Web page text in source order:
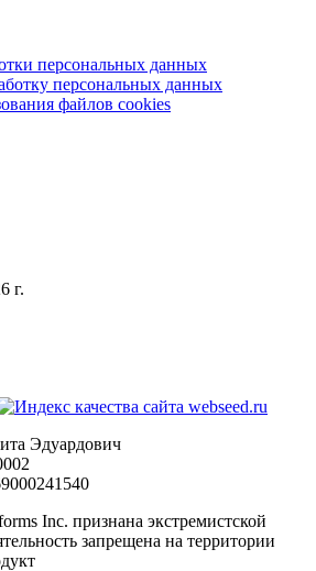
персональных данных
персональных данных
файлов cookies
г.
Эдуардович
Inc. признана экстремистской
запрещена на территории